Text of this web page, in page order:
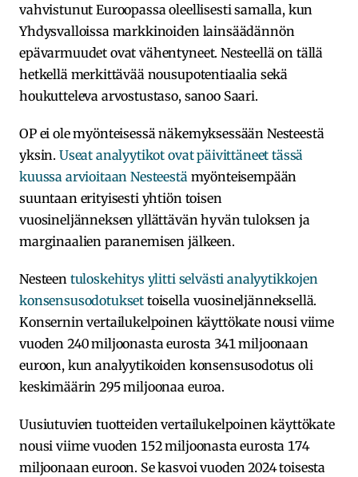
vahvistunut Euroopassa oleellisesti samalla, kun
Yhdysvalloissa markkinoiden lainsäädännön
epävarmuudet ovat vähentyneet. Nesteellä on tällä
hetkellä merkittävää nousupotentiaalia sekä
houkutteleva arvostustaso, sanoo Saari.
OP ei ole myönteisessä näkemyksessään Nesteestä
yksin. Useat analyytikot ovat päivittäneet tässä
kuussa arvioitaan Nesteestä myönteisempään
suuntaan erityisesti yhtiön toisen
vuosineljänneksen yllättävän hyvän tuloksen ja
marginaalien paranemisen jälkeen.
Nesteen tuloskehitys ylitti selvästi analyytikkojen
konsensusodotukset toisella vuosineljänneksellä.
Konsernin vertailukelpoinen käyttökate nousi viime
vuoden 240 miljoonasta eurosta 341 miljoonaan
euroon, kun analyytikoiden konsensusodotus oli
keskimäärin 295 miljoonaa euroa.
Uusiutuvien tuotteiden vertailukelpoinen käyttökate
nousi viime vuoden 152 miljoonasta eurosta 174
miljoonaan euroon. Se kasvoi vuoden 2024 toisesta